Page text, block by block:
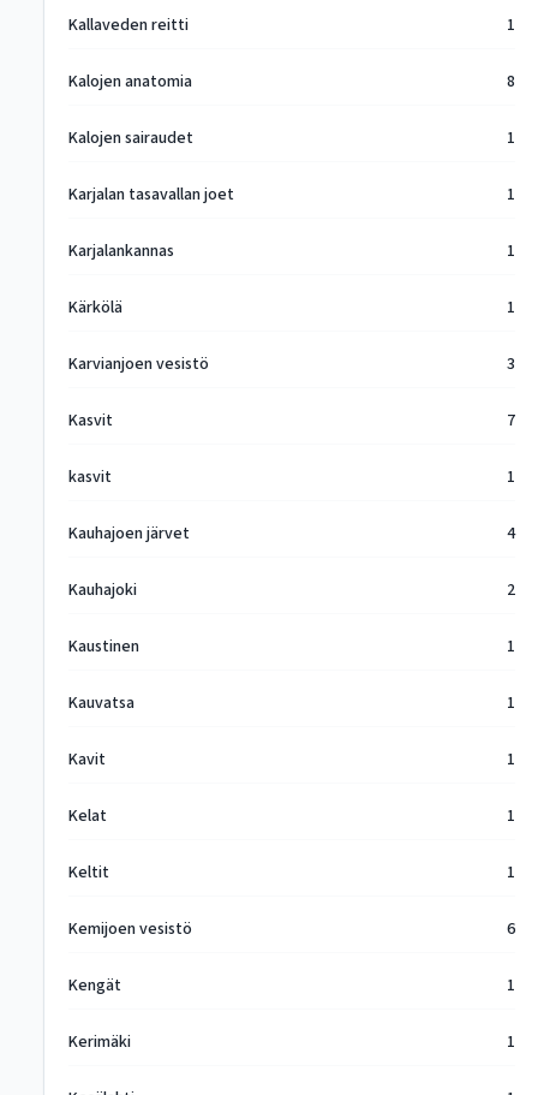
Kallaveden reitti 1
Kalojen anatomia 8
Kalojen sairaudet 1
Karjalan tasavallan joet 1
Karjalankannas 1
Kärkölä 1
Karvianjoen vesistö 3
Kasvit 7
kasvit 1
Kauhajoen järvet 4
Kauhajoki 2
Kaustinen 1
Kauvatsa 1
Kavit 1
Kelat 1
Keltit 1
Kemijoen vesistö 6
Kengät 1
Kerimäki 1